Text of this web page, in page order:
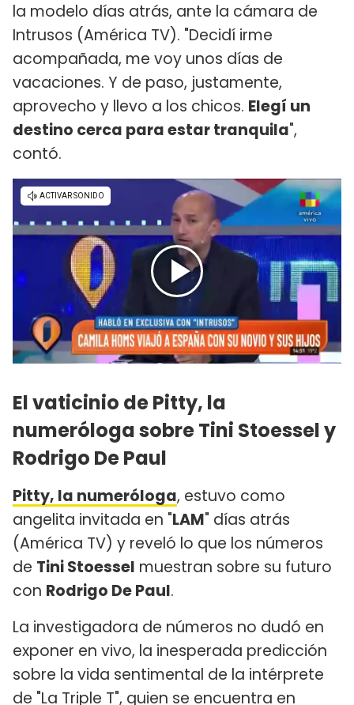
la modelo días atrás, ante la cámara de
Intrusos (América TV). "Decidí irme
acompañada, me voy unos días de
vacaciones. Y de paso, justamente,
aprovecho y llevo a los chicos. Elegí un
destino cerca para estar tranquila",
contó.
El vaticinio de Pitty, la
numeróloga sobre Tini Stoessel y
Rodrigo De Paul
Pitty, la numeróloga, estuvo como
angelita invitada en "LAM" días atrás
(América TV) y reveló lo que los números
de Tini Stoessel muestran sobre su futuro
con Rodrigo De Paul.
La investigadora de números no dudó en
exponer en vivo, la inesperada predicción
sobre la vida sentimental de la intérprete
de "La Triple T", quien se encuentra en